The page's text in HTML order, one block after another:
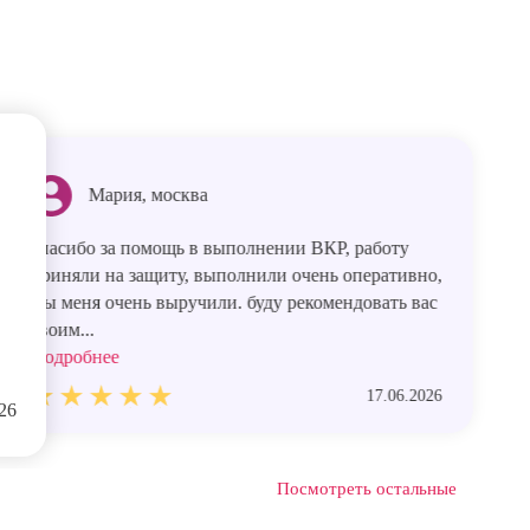
Мария, москва
спасибо за помощь в выполнении ВКР, работу
приняли на защиту, выполнили очень оперативно,
Вы меня очень выручили. буду рекомендовать вас
своим...
Подробнее
17.06.2026
Посмотреть остальные